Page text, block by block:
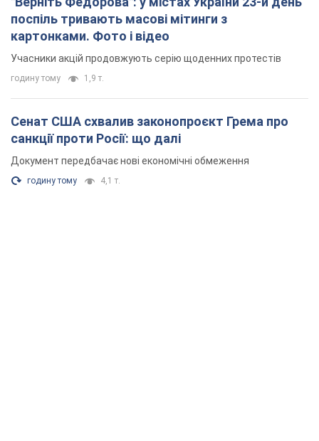
поспіль тривають масові мітинги з
картонками. Фото і відео
Учасники акцій продовжують серію щоденних протестів
годину тому 1,9 т.
Сенат США схвалив законопроєкт Грема про
санкції проти Росії: що далі
Документ передбачає нові економічні обмеження
годину тому 4,1 т.